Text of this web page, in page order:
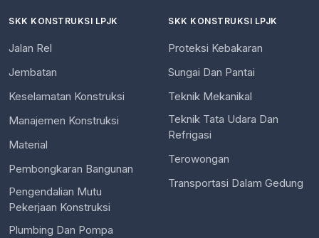
SKK KONSTRUKSI LPJK
Jalan Rel
Jembatan
Keselamatan Konstruksi
Manajemen Konstruksi
Material
Pembongkaran Bangunan
Pengendalian Mutu
Pekerjaan Konstruksi
Plumbing Dan Pompa
SKK KONSTRUKSI LPJK
Proteksi Kebakaran
Sungai Dan Pantai
Teknik Mekanikal
Teknik Tata Udara Dan
Refrigasi
Terowongan
Transportasi Dalam Gedung